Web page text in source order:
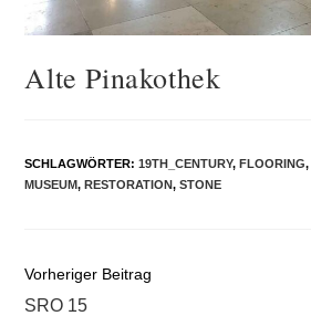
Alte Pinakothek
SCHLAGWÖRTER:19TH_CENTURY, FLOORING,
MUSEUM, RESTORATION, STONE
Weitere
Artikel
Vorheriger Beitrag
SRO 15